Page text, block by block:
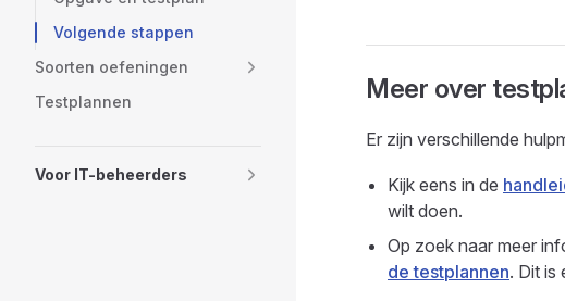
Volgende stappen
Soorten oefeningen
Testplannen
Voor IT-beheerders
Meer over
Er zijn verschillende
Kijk eens in de
wilt doen.
Op zoek naar meer
de testplannen. Dit is